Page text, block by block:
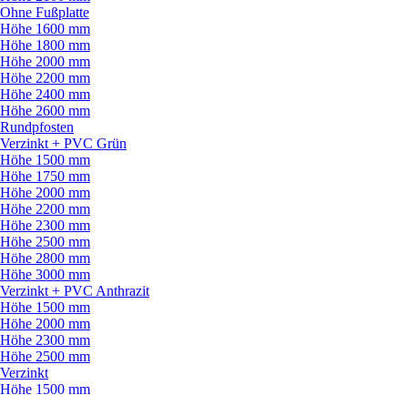
Ohne Fußplatte
Höhe 1600 mm
Höhe 1800 mm
Höhe 2000 mm
Höhe 2200 mm
Höhe 2400 mm
Höhe 2600 mm
Rundpfosten
Verzinkt + PVC Grün
Höhe 1500 mm
Höhe 1750 mm
Höhe 2000 mm
Höhe 2200 mm
Höhe 2300 mm
Höhe 2500 mm
Höhe 2800 mm
Höhe 3000 mm
Verzinkt + PVC Anthrazit
Höhe 1500 mm
Höhe 2000 mm
Höhe 2300 mm
Höhe 2500 mm
Verzinkt
Höhe 1500 mm